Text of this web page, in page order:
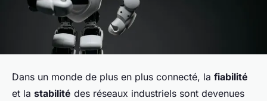
Dans un monde de plus en plus connecté, la fiabilité
et la stabilité des réseaux industriels sont devenues